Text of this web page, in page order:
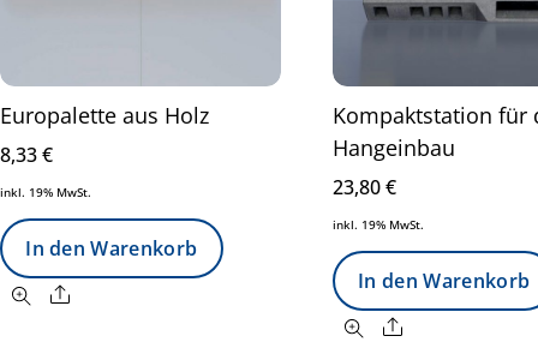
Europalette aus Holz
8,33€
inkl. 19% MwSt.
In den Warenkorb
Share
Kompaktstation für
Hangeinbau
23,80€
inkl. 19% MwSt.
In den Warenkorb
Share